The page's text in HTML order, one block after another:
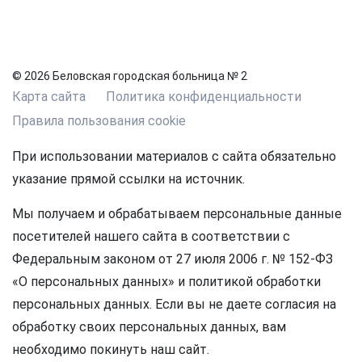
© 2026 Беловская городская больница № 2
Карта сайта
Политика конфиденциальности
Правила пользования cookie
При использовании материалов с сайта обязательно
указание прямой ссылки на источник.
Мы получаем и обрабатываем персональные данные
посетителей нашего сайта в соответствии с
Федеральным законом от 27 июля 2006 г. № 152-ФЗ
«О персональных данных» и политикой обработки
персональных данных. Если вы не даете согласия на
обработку своих персональных данных, вам
необходимо покинуть наш сайт.